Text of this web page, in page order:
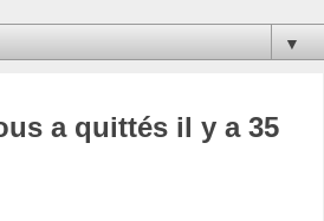
▼
a quittés il y a 35